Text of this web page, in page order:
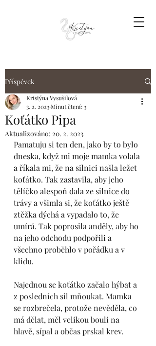
Příspěvek
Koťátko Pipa
Kristýna Vysušilová
3. 2. 2023Minut čtení: 3
Aktualizováno: 20. 2. 2023
Pamatuju si ten den, jako by to bylo
dneska, když mi moje mamka volala
a říkala mi, že na silnici našla ležet
koťátko. Tak zastavila, aby jeho
tělíčko alespoň dala ze silnice do
trávy a všimla si, že koťátko ještě
ztěžka dýchá a vypadalo to, že
umírá. Tak poprosila anděly, aby ho
na jeho odchodu podpořili a
všechno proběhlo v pořádku a v
klidu.
Najednou se koťátko začalo hýbat a
z posledních sil mňoukat. Mamka
se rozbrečela, protože nevěděla, co
má dělat, měl velikou bouli na
hlavě, sípal a občas prskal krev.